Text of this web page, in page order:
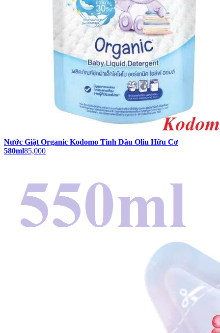
Nước Giặt Organic Kodomo Tinh Dầu Oliu Hữu Cơ
580ml85,000